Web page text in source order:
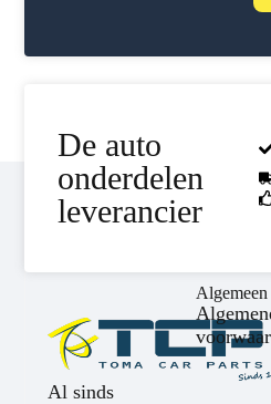
De auto
onderdelen
leverancier
Al sinds
Algemeen